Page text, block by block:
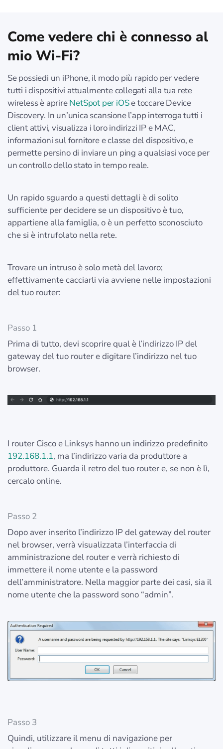
Come vedere chi è connesso al
mio Wi-Fi?
Se possiedi un iPhone, il modo più rapido per vedere
tutti i dispositivi attualmente collegati alla tua rete
wireless è aprireNetSpot per iOSe toccare Device
Discovery. In un’unica scansione l’app interroga tutti i
client attivi, visualizza i loro indirizzi IP e MAC,
informazioni sul fornitore e classe del dispositivo, e
permette persino di inviare un ping a qualsiasi voce per
un controllo dello stato in tempo reale.
Un rapido sguardo a questi dettagli è di solito
sufficiente per decidere se un dispositivo è tuo,
appartiene alla famiglia, o è un perfetto sconosciuto
che si è intrufolato nella rete.
Trovare un intruso è solo metà del lavoro;
effettivamente cacciarli via avviene nelle impostazioni
del tuo router:
Passo 1
Prima di tutto, devi scoprire qual è l’indirizzo IP del
gateway del tuo router e digitare l’indirizzo nel tuo
browser.
I router Cisco e Linksys hanno un indirizzo predefinito
192.168.1.1, ma l’indirizzo varia da produttore a
produttore. Guarda il retro del tuo router e, se non è lì,
cercalo online.
Passo 2
Dopo aver inserito l’indirizzo IP del gateway del router
nel browser, verrà visualizzata l’interfaccia di
amministrazione del router e verrà richiesto di
immettere il nome utente e la password
dell’amministratore. Nella maggior parte dei casi, sia il
nome utente che la password sono “admin”.
Passo 3
Quindi, utilizzare il menu di navigazione per